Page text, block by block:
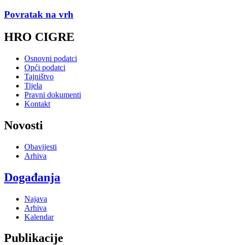
Povratak na vrh
HRO CIGRE
Osnovni podatci
Opći podatci
Tajništvo
Tijela
Pravni dokumenti
Kontakt
Novosti
Obavijesti
Arhiva
Događanja
Najava
Arhiva
Kalendar
Publikacije